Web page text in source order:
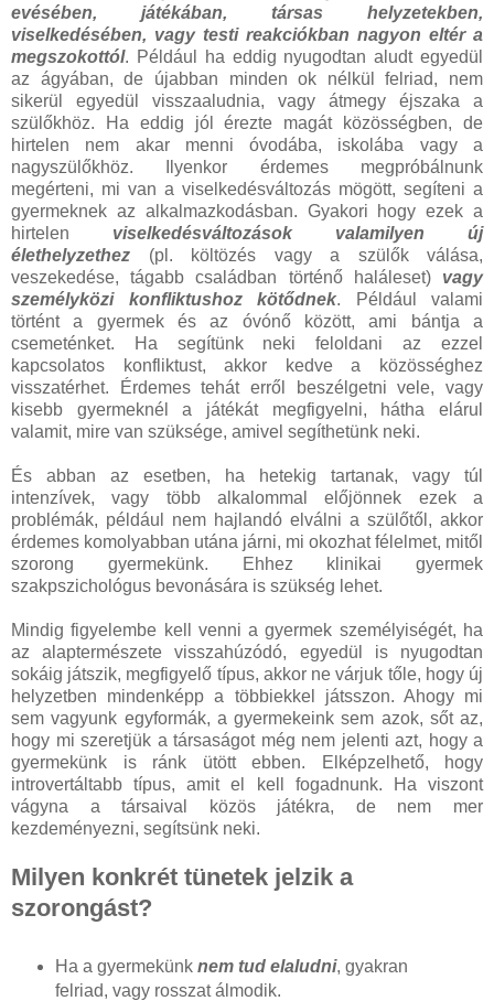
evésében, játékában, társas helyzetekben,
viselkedésében, vagy testi reakciókban nagyon eltér a
megszokottól. Például ha eddig nyugodtan aludt egyedül
az ágyában, de újabban minden ok nélkül felriad, nem
sikerül egyedül visszaaludnia, vagy átmegy éjszaka a
szülőkhöz. Ha eddig jól érezte magát közösségben, de
hirtelen nem akar menni óvodába, iskolába vagy a
nagyszülőkhöz. Ilyenkor érdemes megpróbálnunk
megérteni, mi van a viselkedésváltozás mögött, segíteni a
gyermeknek az alkalmazkodásban. Gyakori hogy ezek a
hirtelen viselkedésváltozások valamilyen új
élethelyzethez (pl. költözés vagy a szülők válása,
veszekedése, tágabb családban történő haláleset)vagy
személyközi konfliktushoz kötődnek. Például valami
történt a gyermek és az óvónő között, ami bántja a
csemeténket. Ha segítünk neki feloldani az ezzel
kapcsolatos konfliktust, akkor kedve a közösséghez
visszatérhet. Érdemes tehát erről beszélgetni vele, vagy
kisebb gyermeknél a játékát megfigyelni, hátha elárul
valamit, mire van szüksége, amivel segíthetünk neki.
És abban az esetben, ha hetekig tartanak, vagy túl
intenzívek, vagy több alkalommal előjönnek ezek a
problémák, például nem hajlandó elválni a szülőtől, akkor
érdemes komolyabban utána járni, mi okozhat félelmet, mitől
szorong gyermekünk. Ehhez klinikai gyermek
szakpszichológus bevonására is szükség lehet.
Mindig figyelembe kell venni a gyermek személyiségét, ha
az alaptermészete visszahúzódó, egyedül is nyugodtan
sokáig játszik, megfigyelő típus, akkor ne várjuk tőle, hogy új
helyzetben mindenképp a többiekkel játsszon. Ahogy mi
sem vagyunk egyformák, a gyermekeink sem azok, sőt az,
hogy mi szeretjük a társaságot még nem jelenti azt, hogy a
gyermekünk is ránk ütött ebben. Elképzelhető, hogy
introvertáltabb típus, amit el kell fogadnunk. Ha viszont
vágyna a társaival közös játékra, de nem mer
kezdeményezni, segítsünk neki.
Milyen konkrét tünetek jelzik a
szorongást?
Ha a gyermekünk nem tud elaludni, gyakran
felriad, vagy rosszat álmodik.